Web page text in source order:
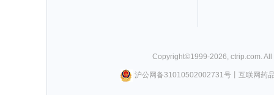
Copyright©1999-2026 ctrip.com .
沪公网备31010502002731号丨 互联网药